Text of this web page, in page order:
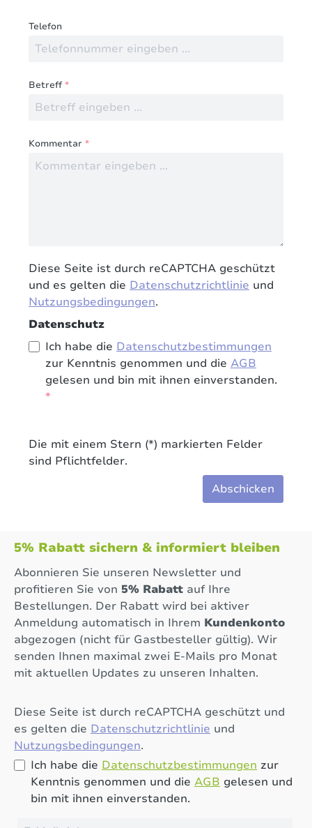
Telefon
Betreff*
Kommentar *
Diese Seite ist durch reCAPTCHA geschützt
und es gelten die Datenschutzrichtlinie und
Nutzungsbedingungen.
Datenschutz
Ich habe die Datenschutzbestimmungen
zur Kenntnis genommen und die AGB
gelesen und bin mit ihnen einverstanden.
*
Die mit einem Stern (*) markierten Felder
sind Pflichtfelder.
Abschicken
5% Rabatt sichern & informiert bleiben
Abonnieren Sie unseren Newsletter und
profitieren Sie von 5% Rabatt auf Ihre
Bestellungen. Der Rabatt wird bei aktiver
Anmeldung automatisch in Ihrem Kundenkonto
abgezogen (nicht für Gastbesteller gültig). Wir
senden Ihnen maximal zwei E-Mails pro Monat
mit aktuellen Updates zu unseren Inhalten.
Diese Seite ist durch reCAPTCHA geschützt und
es gelten die Datenschutzrichtlinie und
Nutzungsbedingungen.
Ich habe die Datenschutzbestimmungen zur
Kenntnis genommen und die AGB gelesen und
bin mit ihnen einverstanden.